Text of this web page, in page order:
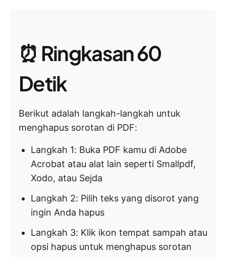
⏰ Ringkasan 60
Detik
Berikut adalah langkah-langkah untuk
menghapus sorotan di PDF:
Langkah 1: Buka PDF kamu di Adobe
Acrobat atau alat lain seperti Smallpdf,
Xodo, atau Sejda
Langkah 2: Pilih teks yang disorot yang
ingin Anda hapus
Langkah 3: Klik ikon tempat sampah atau
opsi hapus untuk menghapus sorotan